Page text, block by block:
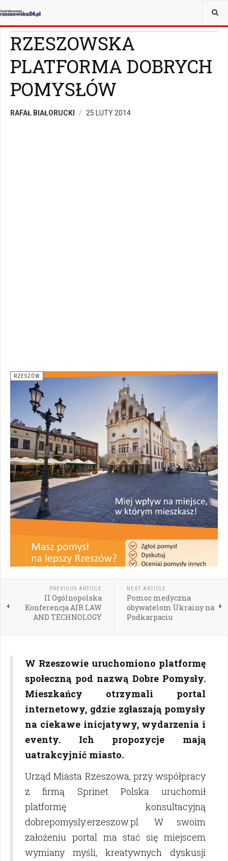
JESTEŚ TUTAJ:
RZESZOWSKA
PLATFORMA DOBRYCH
POMYSŁÓW
RAFAŁ BIAŁORUCKI 25 LUTY 2014
RZESZÓW
PREVIOUS ARTICLE
II Ogólnopolska
Konferencja AIR LAW
AND TECHNOLOGY
NEXT ARTICLE
Pomoc medyczna
obywatelom Ukrainy na
Podkarpaciu
W Rzeszowie uruchomiono platformę
społeczną pod nazwą Dobre Pomysły.
Mieszkańcy otrzymali portal
internetowy, gdzie zgłaszają pomysły
na ciekawe inicjatywy, wydarzenia i
eventy. Ich propozycje mają
uatrakcyjnić miasto.
Urząd Miasta Rzeszowa, przy współpracy
z firmą Sprinet Polska uruchomił
platformę konsultacyjną
dobrepomysly.erzeszow.pl. W swoim
założeniu portal ma stać się miejscem
wymiany myśli, kreatywnych dyskusji